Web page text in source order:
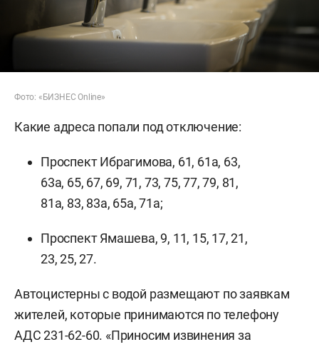
Фото: «БИЗНЕС Online»
Какие адреса попали под отключение:
Проспект Ибрагимова, 61, 61а, 63,
63а, 65, 67, 69, 71, 73, 75, 77, 79, 81,
81а, 83, 83а, 65а, 71а;
Проспект Ямашева, 9, 11, 15, 17, 21,
23, 25, 27.
Автоцистерны с водой размещают по заявкам
жителей, которые принимаются по телефону
АДС 231-62-60. «Приносим извинения за